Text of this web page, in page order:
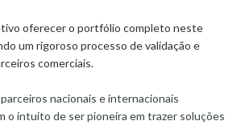
oferecer o portfólio completo neste
um rigoroso processo de validação e
comerciais.
nacionais e internacionais
o intuito de ser pioneira em trazer soluções